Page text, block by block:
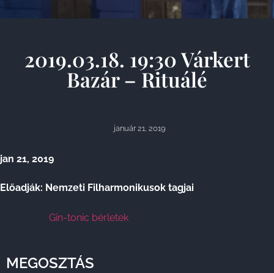
2019.03.18. 19:30 Várkert
Bazár – Rituálé
január 21, 2019
jan 21, 2019
Előadják: Nemzeti Filharmonikusok tagjai
Gin-tonic bérletek
MEGOSZTÁS